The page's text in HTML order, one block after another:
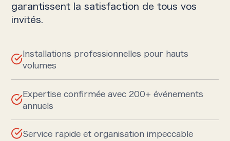
garantissent la satisfaction de tous vos
invités.
Installations professionnelles pour hauts
volumes
Expertise confirmée avec 200+ événements
annuels
Service rapide et organisation impeccable